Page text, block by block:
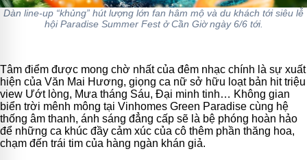
Dàn line-up “khủng” hút lượng lớn fan hâm mộ và du khách tới siêu lễ
hội Paradise Summer Fest ở Cần Giờ ngày 6/6 tới.
Tâm điểm được mong chờ nhất của đêm nhạc chính là sự xuất
hiện của Văn Mai Hương, giọng ca nữ sở hữu loạt bản hit triệu
view Ướt lòng, Mưa tháng Sáu, Đại minh tinh… Không gian
biển trời mênh mông tại Vinhomes Green Paradise cùng hệ
thống âm thanh, ánh sáng đẳng cấp sẽ là bệ phóng hoàn hảo
để những ca khúc đầy cảm xúc của cô thêm phần thăng hoa,
chạm đến trái tim của hàng ngàn khán giả.